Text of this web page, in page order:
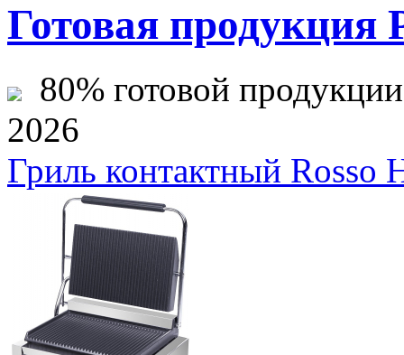
Готовая продукция
80% готовой
2026
Гриль контактный Rosso